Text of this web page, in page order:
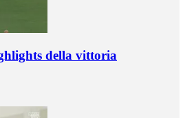
della vittoria